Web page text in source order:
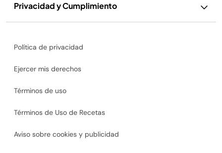
Privacidad y Cumplimiento
Política de privacidad
Ejercer mis derechos
Términos de uso
Términos de Uso de Recetas
Aviso sobre cookies y publicidad